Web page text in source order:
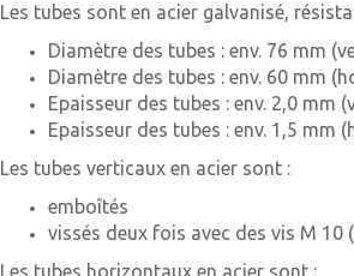
Les tubes sont en acier galvanisé,
Diamètre des tubes : env. 76 mm
Diamètre des tubes : env. 60 mm
Epaisseur des tubes : env. 2,0 mm
Epaisseur des tubes : env. 1,5 mm
Les tubes verticaux en acier sont :
emboîtés
vissés deux fois avec des vis M 10
Les tubes horizontaux en acier sont :